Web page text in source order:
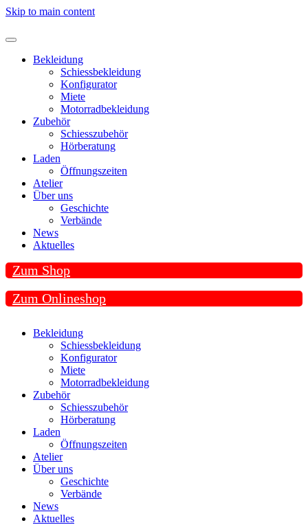
Skip to main content
Bekleidung
Schiessbekleidung
Konfigurator
Miete
Motorradbekleidung
Zubehör
Schiesszubehör
Hörberatung
Laden
Öffnungszeiten
Atelier
Über uns
Geschichte
Verbände
News
Aktuelles
Zum Shop
Zum Onlineshop
Bekleidung
Schiessbekleidung
Konfigurator
Miete
Motorradbekleidung
Zubehör
Schiesszubehör
Hörberatung
Laden
Öffnungszeiten
Atelier
Über uns
Geschichte
Verbände
News
Aktuelles